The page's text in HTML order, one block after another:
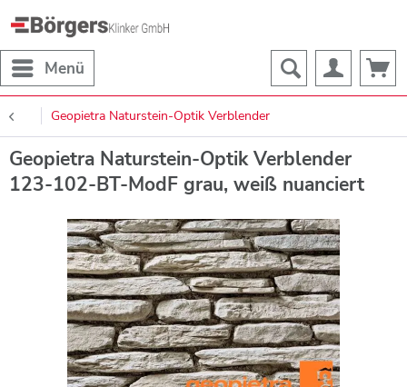
Menü
Geopietra Naturstein-Optik Verblender
Geopietra Naturstein-Optik Verblender
123-102-BT-ModF grau, weiß nuanciert